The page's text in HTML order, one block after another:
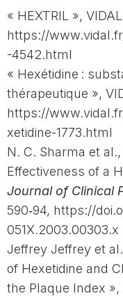
« HEXTRIL »,
https://
-4542.html
« Hexétidine :
thérapeutique »,
https://
xetidine-1773.html
N. C. Sharma et
Effectiveness of a
Journal of Clinical
590‑94, https://
051X.2003.00303.x
Jeffrey Jeffrey et
of Hexetidine and
the Plaque Index »,